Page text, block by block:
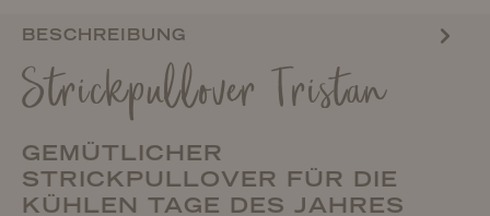
BESCHREIBUNG
Strickpullover Tristan
GEMÜTLICHER
STRICKPULLOVER FÜR DIE
KÜHLEN TAGE DES JAHRES